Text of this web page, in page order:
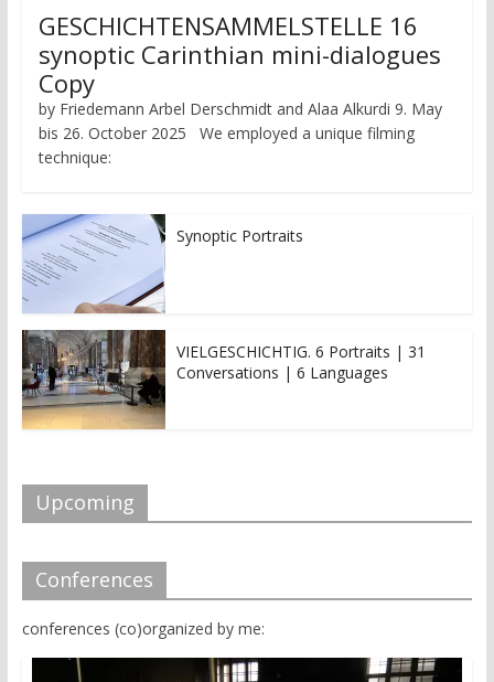
GESCHICHTENSAMMELSTELLE 16
synoptic Carinthian mini-dialogues
Copy
by Friedemann Arbel Derschmidt and Alaa Alkurdi 9. May
bis 26. October 2025 We employed a unique filming
technique:
Synoptic Portraits
VIELGESCHICHTIG. 6 Portraits | 31
Conversations | 6 Languages
Upcoming
Conferences
conferences (co)organized by me: